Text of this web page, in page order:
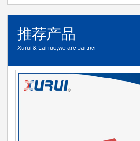
推荐产品
Xurui & Lainuo,we are partner